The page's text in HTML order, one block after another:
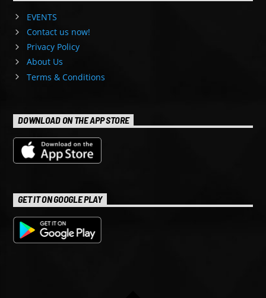
EVENTS
Contact us now!
Privacy Policy
About Us
Terms & Conditions
DOWNLOAD ON THE APP STORE
GET IT ON GOOGLE PLAY